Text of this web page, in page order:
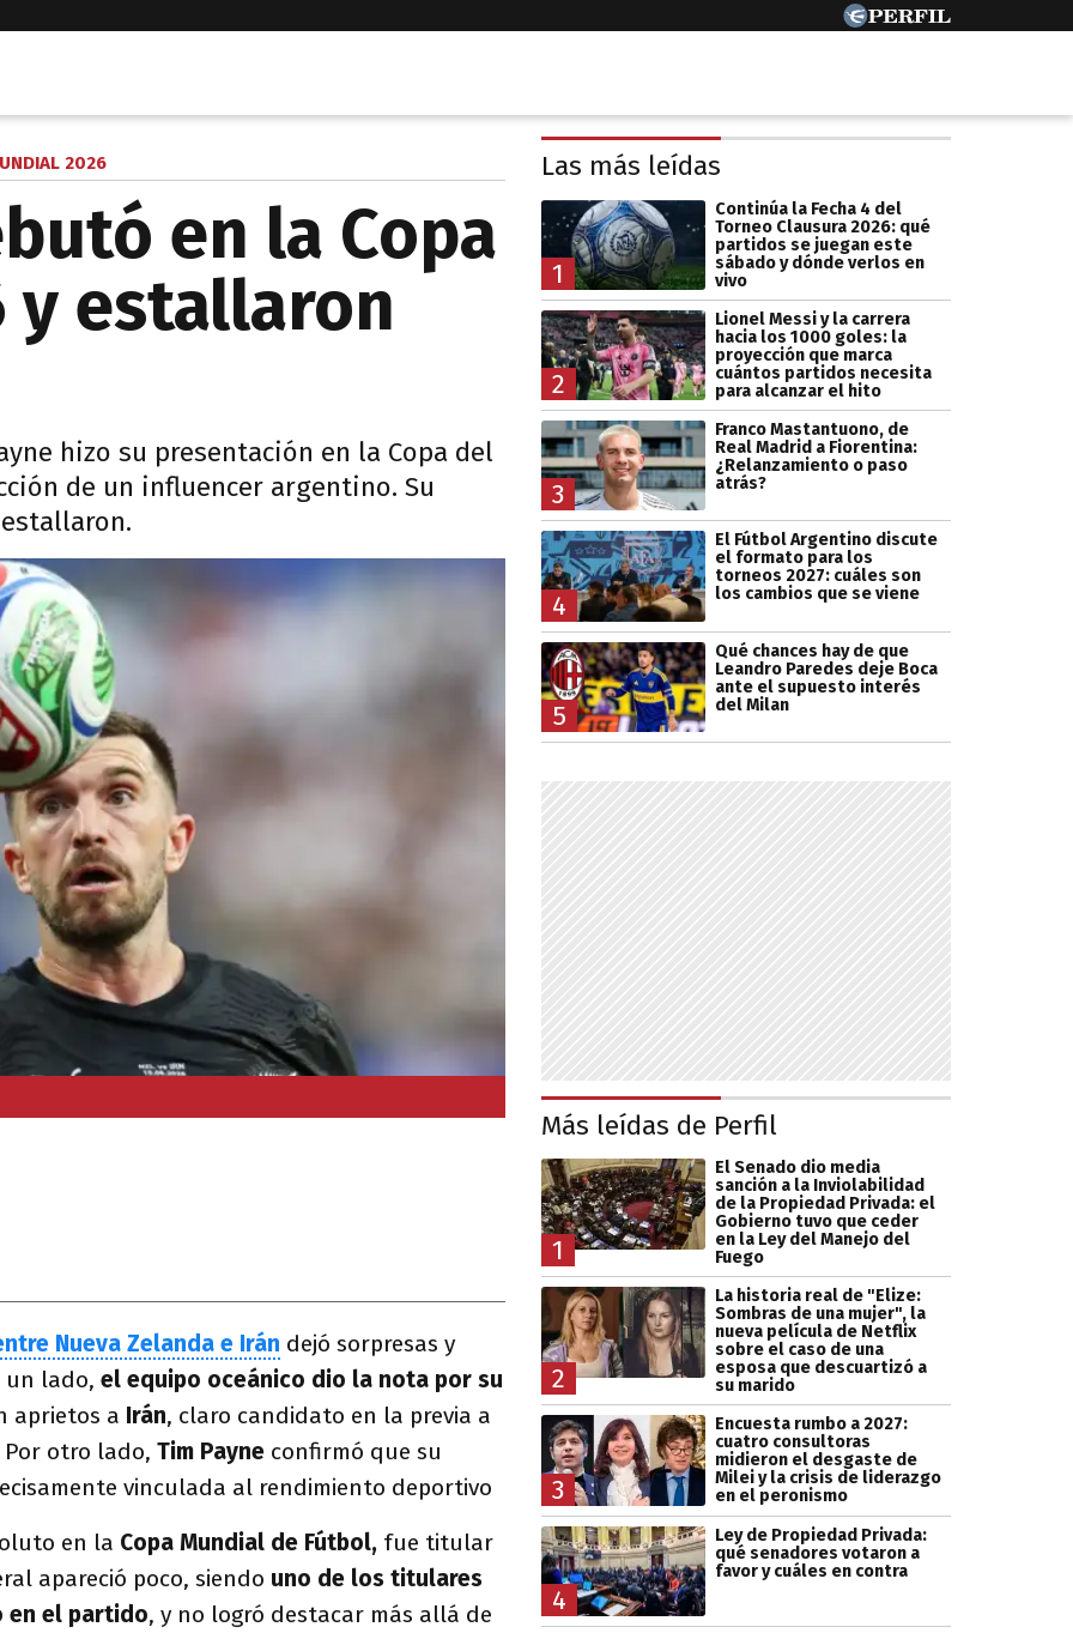
2026
en la Copa
y estallaron
hizo su presentación en la Copa del
de un influencer argentino. Su
Nueva Zelanda e Irán dejó sorpresas y
un lado, el equipo oceánico dio la nota por su
aprietos a Irán, claro candidato en la previa a
otro lado, Tim Payne confirmó que su
vinculada al rendimiento deportivo
en la Copa Mundial de Fútbol, fue titular
apareció poco, siendo uno de los titulares
en el partido, y no logró destacar más allá de
Las más leídas
1
Continúa la Fecha 4 del
Torneo Clausura 2026: qué
partidos se juegan este
sábado y dónde verlos en
vivo
2
Lionel Messi y la carrera
hacia los 1000 goles: la
proyección que marca
cuántos partidos necesita
para alcanzar el hito
3
Franco Mastantuono, de
Real Madrid a Fiorentina:
¿Relanzamiento o paso
atrás?
4
El Fútbol Argentino discute
el formato para los
torneos 2027: cuáles son
los cambios que se viene
5
Qué chances hay de que
Leandro Paredes deje Boca
ante el supuesto interés
del Milan
Más leídas de Perfil
1
El Senado dio media
sanción a la Inviolabilidad
de la Propiedad Privada: el
Gobierno tuvo que ceder
en la Ley del Manejo del
Fuego
2
La historia real de "Elize:
Sombras de una mujer", la
nueva película de Netflix
sobre el caso de una
esposa que descuartizó a
su marido
3
Encuesta rumbo a 2027:
cuatro consultoras
midieron el desgaste de
Milei y la crisis de liderazgo
en el peronismo
4
Ley de Propiedad Privada:
qué senadores votaron a
favor y cuáles en contra